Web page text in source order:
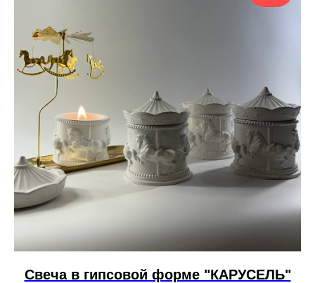
Свеча в гипсовой форме "КАРУСЕЛЬ"